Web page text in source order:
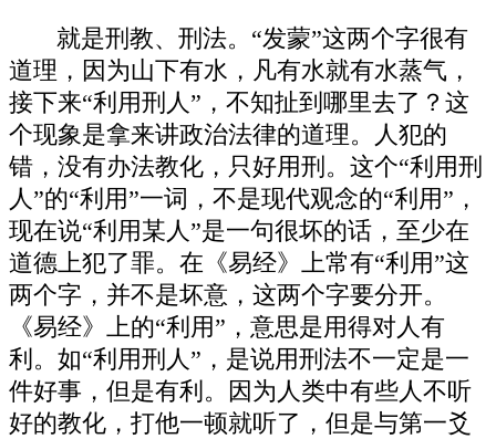
就是刑教、刑法。“发蒙”这两个字很有
道理，因为山下有水，凡有水就有水蒸气，
接下来“利用刑人”，不知扯到哪里去了？这
个现象是拿来讲政治法律的道理。人犯的
错，没有办法教化，只好用刑。这个“利用刑
人”的“利用”一词，不是现代观念的“利用”，
现在说“利用某人”是一句很坏的话，至少在
道德上犯了罪。在《易经》上常有“利用”这
两个字，并不是坏意，这两个字要分开。
《易经》上的“利用”，意思是用得对人有
利。如“利用刑人”，是说用刑法不一定是一
件好事，但是有利。因为人类中有些人不听
好的教化，打他一顿就听了，但是与第一爻